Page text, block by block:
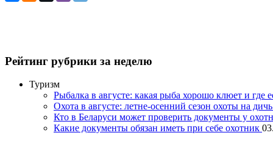
Рейтинг рубрики за неделю
Туризм
Рыбалка в августе: какая рыба хорошо клюет и где
Охота в августе: летне-осенний сезон охоты на
Кто в Беларуси может проверить документы у
Какие документы обязан иметь при себе охотник